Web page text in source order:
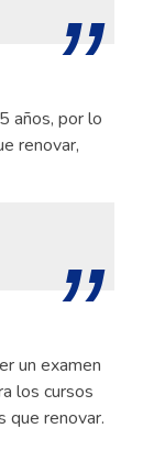
años, por lo
renovar,
un examen
los cursos
que renovar.